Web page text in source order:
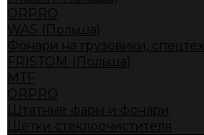
ORPRO
WAS (Польша)
Фонари на грузовики,
FRISTOM (Польша)
MTF
ORPRO
Штатные фары и фонари
Щетки стеклоочистителя